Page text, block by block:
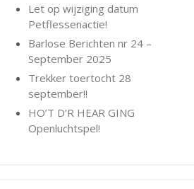
Let op wijziging datum
Petflessenactie!
Barlose Berichten nr 24 –
September 2025
Trekker toertocht 28
september!!
HO’T D’R HEAR GING
Openluchtspel!